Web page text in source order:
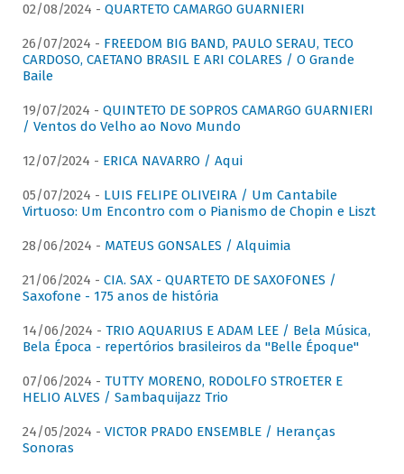
02/08/2024 - QUARTETO CAMARGO GUARNIERI
26/07/2024 - FREEDOM BIG BAND, PAULO SERAU, TECO
CARDOSO, CAETANO BRASIL E ARI COLARES / O Grande
Baile
19/07/2024 - QUINTETO DE SOPROS CAMARGO GUARNIERI
/ Ventos do Velho ao Novo Mundo
12/07/2024 - ERICA NAVARRO / Aqui
05/07/2024 - LUIS FELIPE OLIVEIRA / Um Cantabile
Virtuoso: Um Encontro com o Pianismo de Chopin e Liszt
28/06/2024 - MATEUS GONSALES / Alquimia
21/06/2024 - CIA. SAX - QUARTETO DE SAXOFONES /
Saxofone - 175 anos de história
14/06/2024 - TRIO AQUARIUS E ADAM LEE / Bela Música,
Bela Época - repertórios brasileiros da "Belle Époque"
07/06/2024 - TUTTY MORENO, RODOLFO STROETER E
HELIO ALVES / Sambaquijazz Trio
24/05/2024 - VICTOR PRADO ENSEMBLE / Heranças
Sonoras